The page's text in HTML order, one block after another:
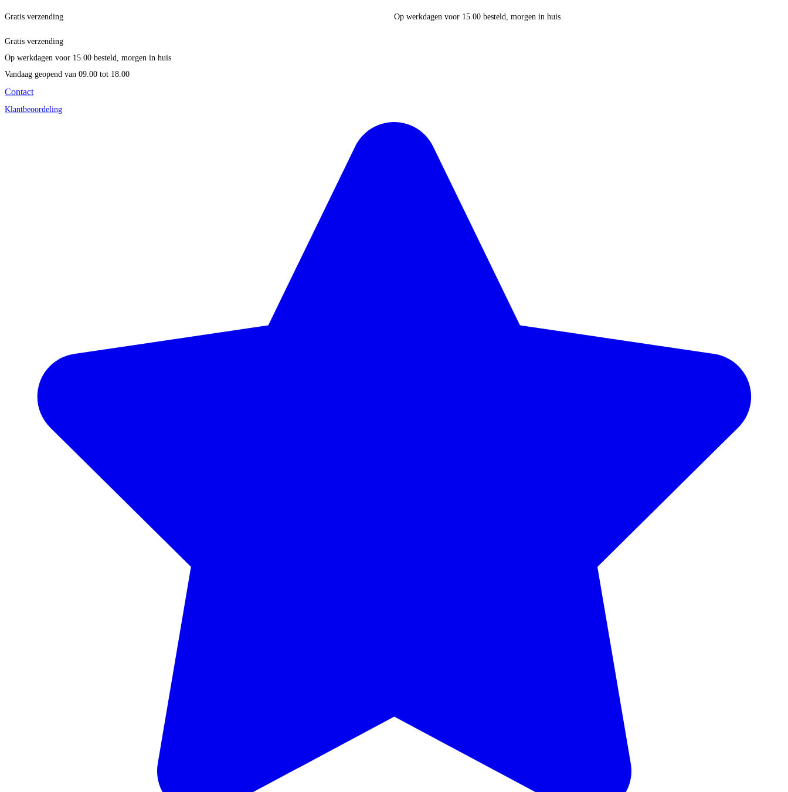
Gratis verzending Op werkdagen voor 15.00 besteld, morgen in huis
Gratis verzending
Op werkdagen voor 15.00 besteld, morgen in huis
Vandaag geopend van 09.00 tot 18.00
Contact
Klantbeoordeling